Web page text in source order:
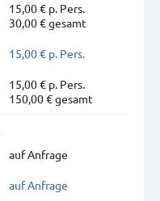
15,00 € p. Pers.
30,00 € gesamt
15,00 € p. Pers.
15,00 € p. Pers.
150,00 € gesamt
auf Anfrage
auf Anfrage